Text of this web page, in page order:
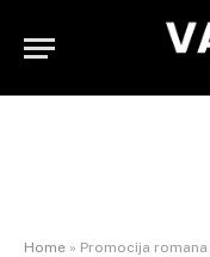
Home » Promocija romana